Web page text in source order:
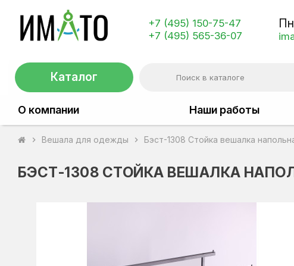
+7 (495) 150-75-47
+7 (495) 565-36-07
Каталог
О компании Наши работы
chevron_right Вешала для одежды chevron_right Бэст-1308 Стойка вешалка
БЭСТ-1308 СТОЙКА ВЕШАЛКА